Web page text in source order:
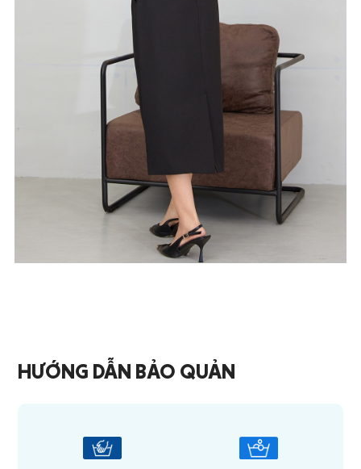
HƯỚNG DẪN BẢO QUẢN